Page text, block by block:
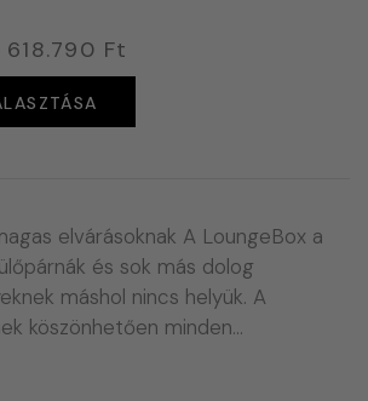
618.790 Ft
elvárásoknak A LoungeBox a
és sok más dolog
máshol nincs helyük. A
köszönhetően minden…